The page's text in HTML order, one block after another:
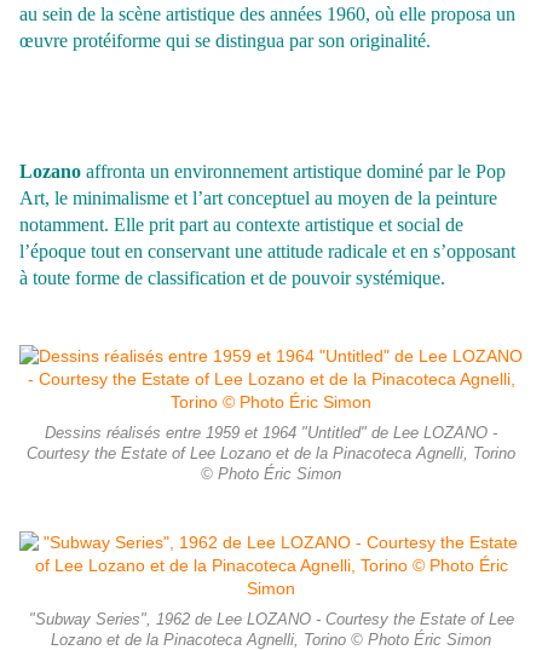
au sein de la scène artistique des années 1960, où elle proposa un
œuvre protéiforme qui se distingua par son originalité.
Lozano affronta un environnement artistique dominé par le Pop
Art, le minimalisme et l’art conceptuel au moyen de la peinture
notamment. Elle prit part au contexte artistique et social de
l’époque tout en conservant une attitude radicale et en s’opposant
à toute forme de classification et de pouvoir systémique.
Dessins réalisés entre 1959 et 1964 "Untitled" de Lee LOZANO -
Courtesy the Estate of Lee Lozano et de la Pinacoteca Agnelli, Torino
© Photo Éric Simon
"Subway Series", 1962 de Lee LOZANO - Courtesy the Estate of Lee
Lozano et de la Pinacoteca Agnelli, Torino © Photo Éric Simon